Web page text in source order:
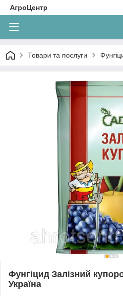
АгроЦентр
Товари та послуги
Фунгіцид Залізний
Україна